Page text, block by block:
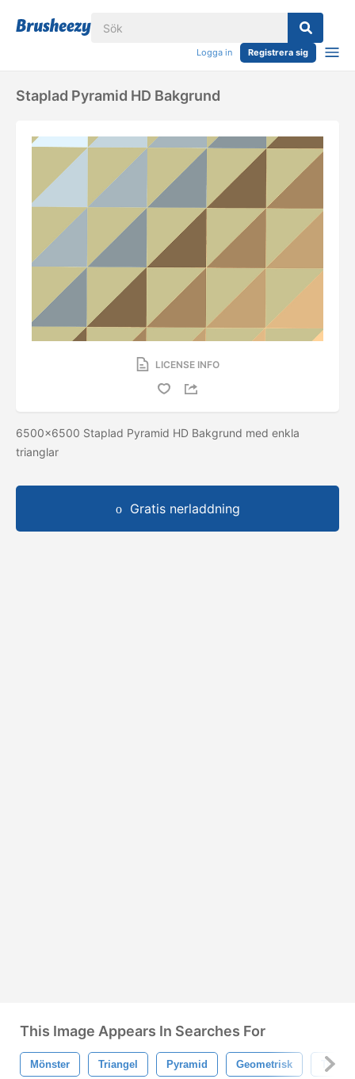
Logga in Registrera sig
Staplad Pyramid HD Bakgrund
LICENSE INFO
6500x6500 Staplad Pyramid HD Bakgrund med enkla
trianglar
Gratis nerladdning
This Image Appears In Searches For
Mönster Triangel Pyramid Geometrisk